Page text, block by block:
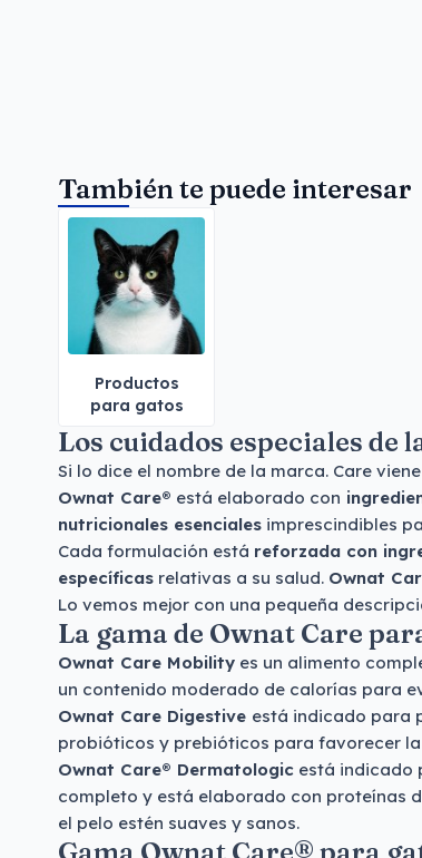
También te puede interesar
Productos
para gatos
Los cuidados especiales de
Si lo dice el nombre de la marca. Care
Ownat Care® está elaborado con
nutricionales esenciales imprescindibles
Cada formulación está reforzada con
específicas relativas a su salud. Ownat
Lo vemos mejor con una pequeña
La gama de Ownat Care
Ownat Care Mobility es un alimento
un contenido moderado de calorías para
Ownat Care Digestive está indicado para
probióticos y prebióticos para favorecer
Ownat Care® Dermatologic está indicado
completo y está elaborado con proteínas
el pelo estén suaves y sanos.